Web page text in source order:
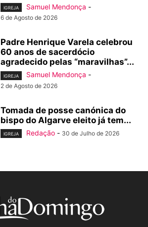
IGREJA Samuel Mendonça -
6 de Agosto de 2026
Padre Henrique Varela celebrou
60 anos de sacerdócio
agradecido pelas “maravilhas”...
IGREJA Samuel Mendonça -
2 de Agosto de 2026
Tomada de posse canónica do
bispo do Algarve eleito já tem...
IGREJA Redação - 30 de Julho de 2026